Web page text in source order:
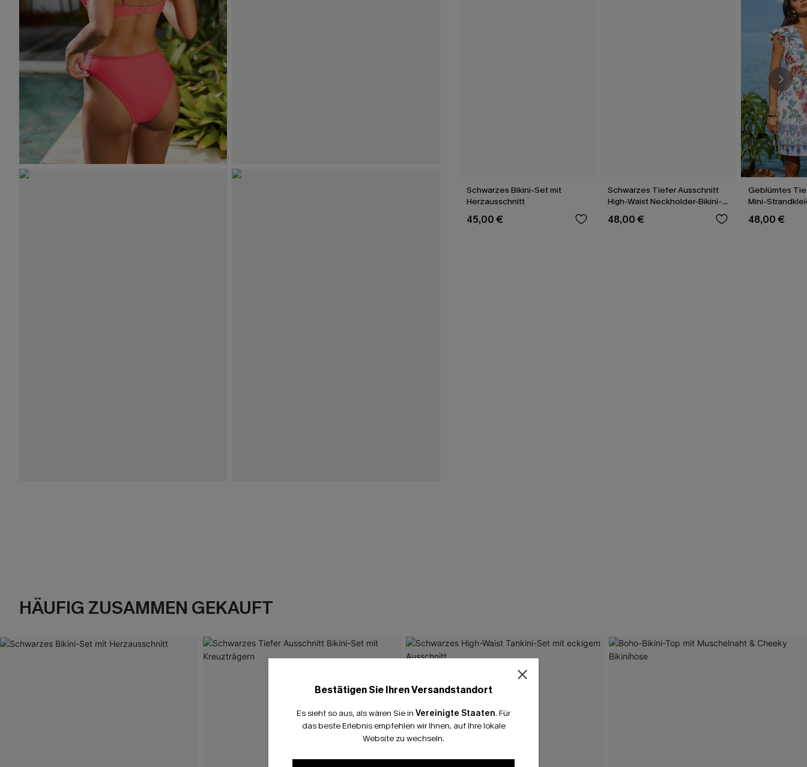
Schwarzes Bikini-Set mit
Herzausschnitt
45,00 €
Schwarzes Tiefer Ausschnitt
High-Waist Neckholder-Bikini-
Set
48,00 €
Geblümtes
Mini-
Flatterärmeln
48,00 €
HÄUFIG ZUSAMMEN GEKAUFT
Bestätigen Sie Ihren Versandstandort
Es sieht so aus, als wären Sie in Vereinigte Staaten. Für
das beste Erlebnis empfehlen wir Ihnen, auf Ihre lokale
Website zu wechseln.